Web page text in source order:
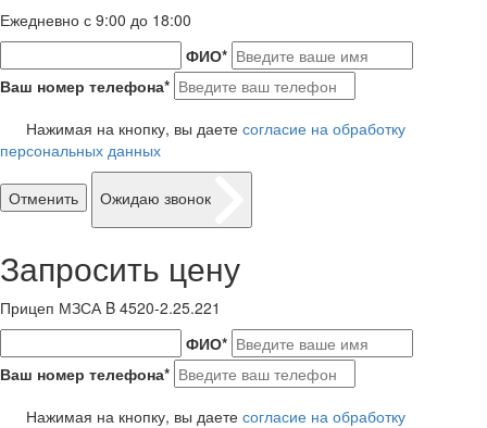
Ежедневно с 9:00 до 18:00
ФИО*
Ваш номер телефона*
Нажимая на кнопку, вы даете согласие на обработку
персональных данных
Отменить Ожидаю звонок
Запросить цену
Прицеп МЗСА B 4520-2.25.221
ФИО*
Ваш номер телефона*
Нажимая на кнопку, вы даете согласие на обработку